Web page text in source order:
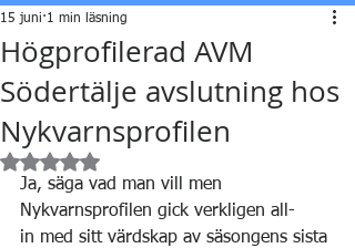
Högprofilerad AVM
Södertälje avslutning hos
Nykvarnsprofilen
15 juni 1 min läsning
Betygsatt till NaN av 5 stjärnor.
Ja, säga vad man vill men
Nykvarnsprofilen gick verkligen all-
in med sitt värdskap av säsongens sista